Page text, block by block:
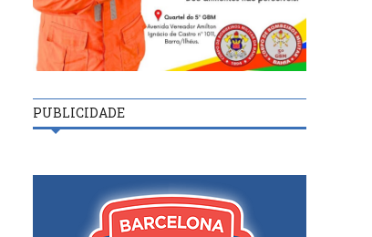
PUBLICIDADE